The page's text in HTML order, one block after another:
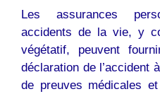
Les assurances
accidents de la vie, y
végétatif, peuvent
déclaration de l’accident
de preuves médicales